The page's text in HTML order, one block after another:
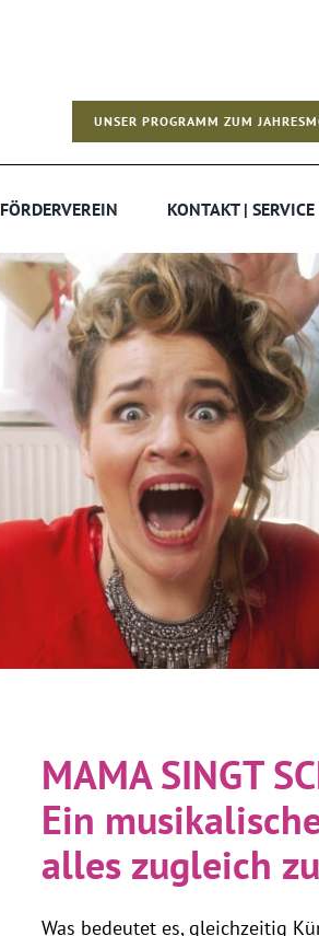
UNSER PROGRAMM ZUM
FÖRDERVEREIN KONTAKT | SERVICE
MAMA SINGT
Ein
alles zugleich
Was bedeutet es, gleichzeitig